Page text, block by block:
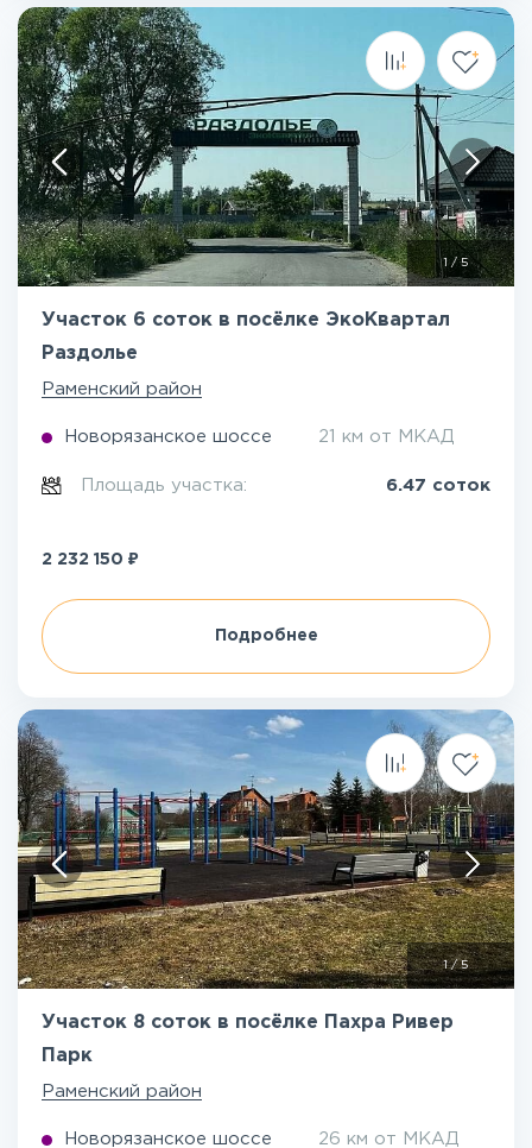
1 /5
Участок 6 соток в посёлке ЭкоКвартал
Раздолье
Раменский район
Новорязанское шоссе 21 км от МКАД
Площадь участка: 6.47 соток
2 232 150 ₽
Подробнее
1/5
Участок 8 соток в посёлке Пахра Ривер
Парк
Раменский район
Новорязанское шоссе 26 км от МКАД